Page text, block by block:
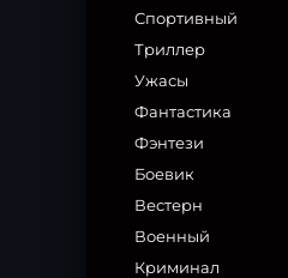
Спортивный
Триллер
Ужасы
Фантастика
Фэнтези
Боевик
Вестерн
Военный
Криминал